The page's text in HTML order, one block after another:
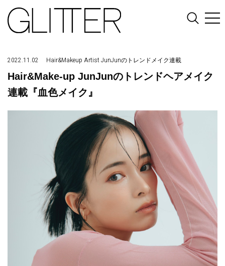
2022.11.02 Hair&Makeup Artist JunJunのトレンドメイク連載
Hair&Make-up JunJunのトレンドヘアメイク
連載『血色メイク』